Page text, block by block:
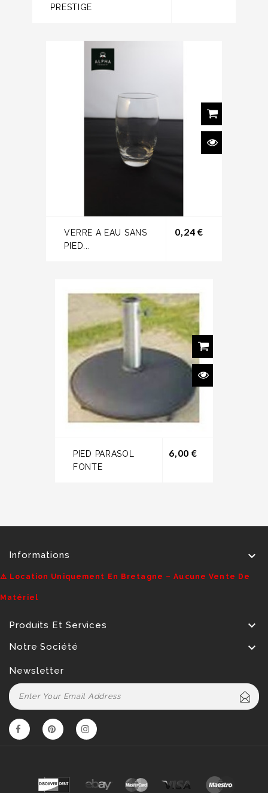
PRESTIGE
VERRE A EAU SANS
PIED...
0,24 €Prix
PIED PARASOL
FONTE
6,00 €Prix
Informations 
⚠️ Location Uniquement En Bretagne – Aucune Vente De
Matériel
Produits Et Services 
Notre Société 
Newsletter